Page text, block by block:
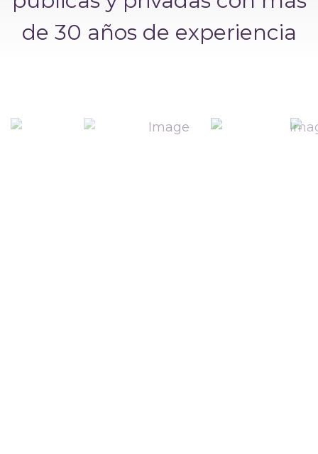
de 30 años de experiencia